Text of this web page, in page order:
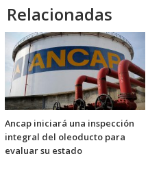
Relacionadas
Ancap iniciará una inspección
integral del oleoducto para
evaluar su estado